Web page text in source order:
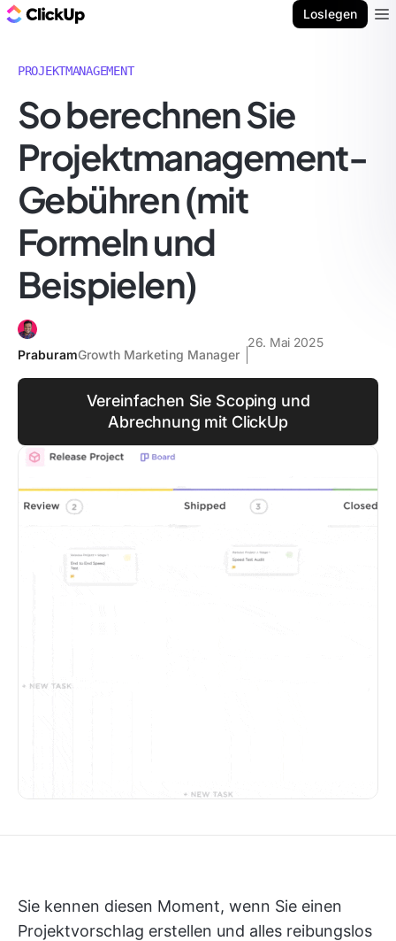
Loslegen
PROJEKTMANAGEMENT
So berechnen Sie
Projektmanagement-
Gebühren (mit
Formeln und
Beispielen)
PraburamGrowth Marketing Manager
26. Mai 2025
Vereinfachen Sie Scoping und
Abrechnung mit ClickUp
Sie kennen diesen Moment, wenn Sie einen
Projektvorschlag erstellen und alles reibungslos